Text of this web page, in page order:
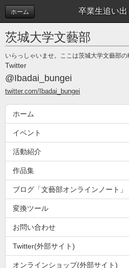
ホーム
茨城大学文藝部
いらっしゃいませ。ここは茨城大学文藝部の
Twitter
@Ibadai_bungei
twitter.com/Ibadai_bungei
ホーム
イベント
活動紹介
作品集
ブログ「文藝部オンラインノート」
変換ツール
お問い合わせ
Twitter(外部サイト)
オンラインショップ(外部サイト)